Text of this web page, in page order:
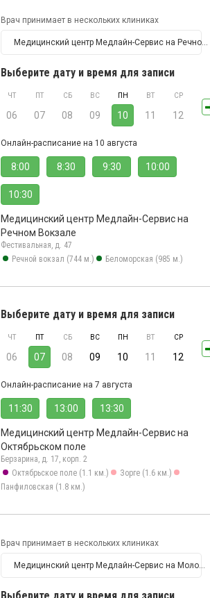
Врач принимает в нескольких клиниках
Медицинский центр Медлайн-Сервис на Речном Вокзале
Выберите дату и время для записи
ЧТ
06
ПТ
07
СБ
08
ВС
09
ПН
10
ВТ
11
СР
12
Онлайн-расписание на 10 августа
8:00 8:30 9:30 10:00
10:30
Медицинский центр Медлайн-Сервис на
Речном Вокзале
Фестивальная, д. 47
Речной вокзал (744 м.)
Беломорская (985 м.)
Выберите дату и время для записи
ЧТ
06
ПТ
07
СБ
08
ВС
09
ПН
10
ВТ
11
СР
12
Онлайн-расписание на 7 августа
11:30 13:00 13:30
Медицинский центр Медлайн-Сервис на
Октябрьском поле
Берзарина, д. 17, корп. 2
Октябрьское поле (1.1 км.)
Зорге (1.6 км.)
Панфиловская (1.8 км.)
Врач принимает в нескольких клиниках
Медицинский центр Медлайн-Сервис на Молодежной